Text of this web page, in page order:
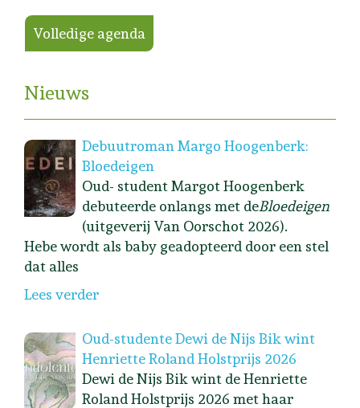
Volledige agenda
Nieuws
Debuutroman Margo Hoogenberk:
Bloedeigen
Oud- student Margot Hoogenberk
debuteerde onlangs met deBloedeigen
(uitgeverij Van Oorschot 2026).
Hebe wordt als baby geadopteerd door een stel
dat alles
Lees verder
Oud-studente Dewi de Nijs Bik wint
Henriette Roland Holstprijs 2026
Dewi de Nijs Bik wint de Henriette
Roland Holstprijs 2026 met haar